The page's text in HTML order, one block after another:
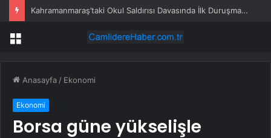
Kahramanmaraş’taki Okul Saldırısı Davasında İlk Duruşma 4 Eylül’de
Menü
Anasayfa / Ekonomi
Ekonomi
Borsa güne yükselişle